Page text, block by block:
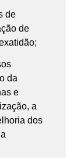
de
de
da
e
a
dos